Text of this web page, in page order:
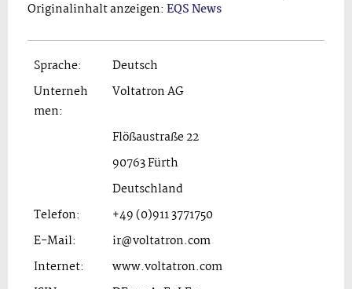
Originalinhalt anzeigen: EQS News
Sprache:
Deutsch
Unterneh
men:
Voltatron AG
Flößaustraße 22
90763 Fürth
Deutschland
Telefon:
+49 (0)911 3771750
E-Mail:
ir@voltatron.com
Internet:
www.voltatron.com